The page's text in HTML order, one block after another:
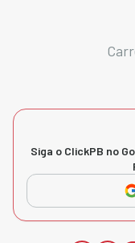
Siga o ClickPB no